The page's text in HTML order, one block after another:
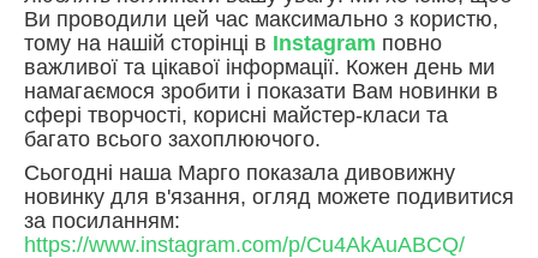
Ви проводили цей час максимально з користю,
тому на нашій сторінці в Instagram повно
важливої та цікавої інформації. Кожен день ми
намагаємося зробити і показати Вам новинки в
сфері творчості, корисні майстер-класи та
багато всього захоплюючого.
Сьогодні наша Марго показала дивовижну
новинку для в'язання, огляд можете подивитися
за посиланням:
https://www.instagram.com/p/Cu4AkAuABCQ/